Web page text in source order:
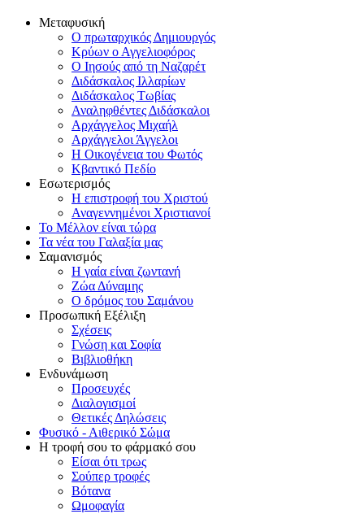
Μεταφυσική
Ο πρωταρχικός Δημιουργός
Κρύων ο Αγγελιοφόρος
Ο Ιησούς από τη Ναζαρέτ
Διδάσκαλος Ιλλαρίων
Διδάσκαλος Τωβίας
Αναληφθέντες Διδάσκαλοι
Αρχάγγελος Μιχαήλ
Αρχάγγελοι Άγγελοι
Η Οικογένεια του Φωτός
Κβαντικό Πεδίο
Εσωτερισμός
Η επιστροφή του Χριστού
Αναγεννημένοι Χριστιανοί
Το Μέλλον είναι τώρα
Τα νέα του Γαλαξία μας
Σαμανισμός
Η γαία είναι ζωντανή
Ζώα Δύναμης
Ο δρόμος του Σαμάνου
Προσωπική Εξέλιξη
Σχέσεις
Γνώση και Σοφία
Βιβλιοθήκη
Ενδυνάμωση
Προσευχές
Διαλογισμοί
Θετικές Δηλώσεις
Φυσικό - Αιθερικό Σώμα
Η τροφή σου το φάρμακό σου
Είσαι ότι τρως
Σούπερ τροφές
Βότανα
Ωμοφαγία